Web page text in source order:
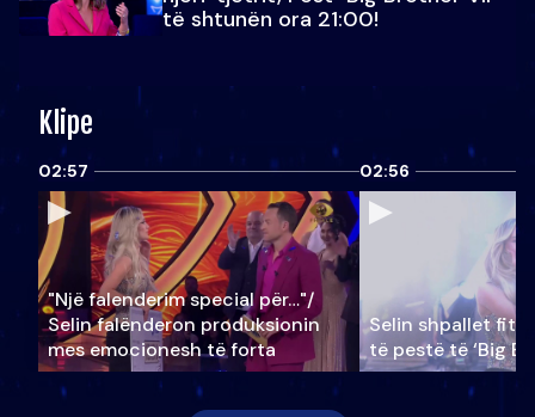
të shtunën ora 21:00!
Klipe
02:57
"Një falenderim special për…"/
Selin falënderon produksionin
mes emocionesh të forta
02:56
Selin shpallet
të pestë të ‘Big